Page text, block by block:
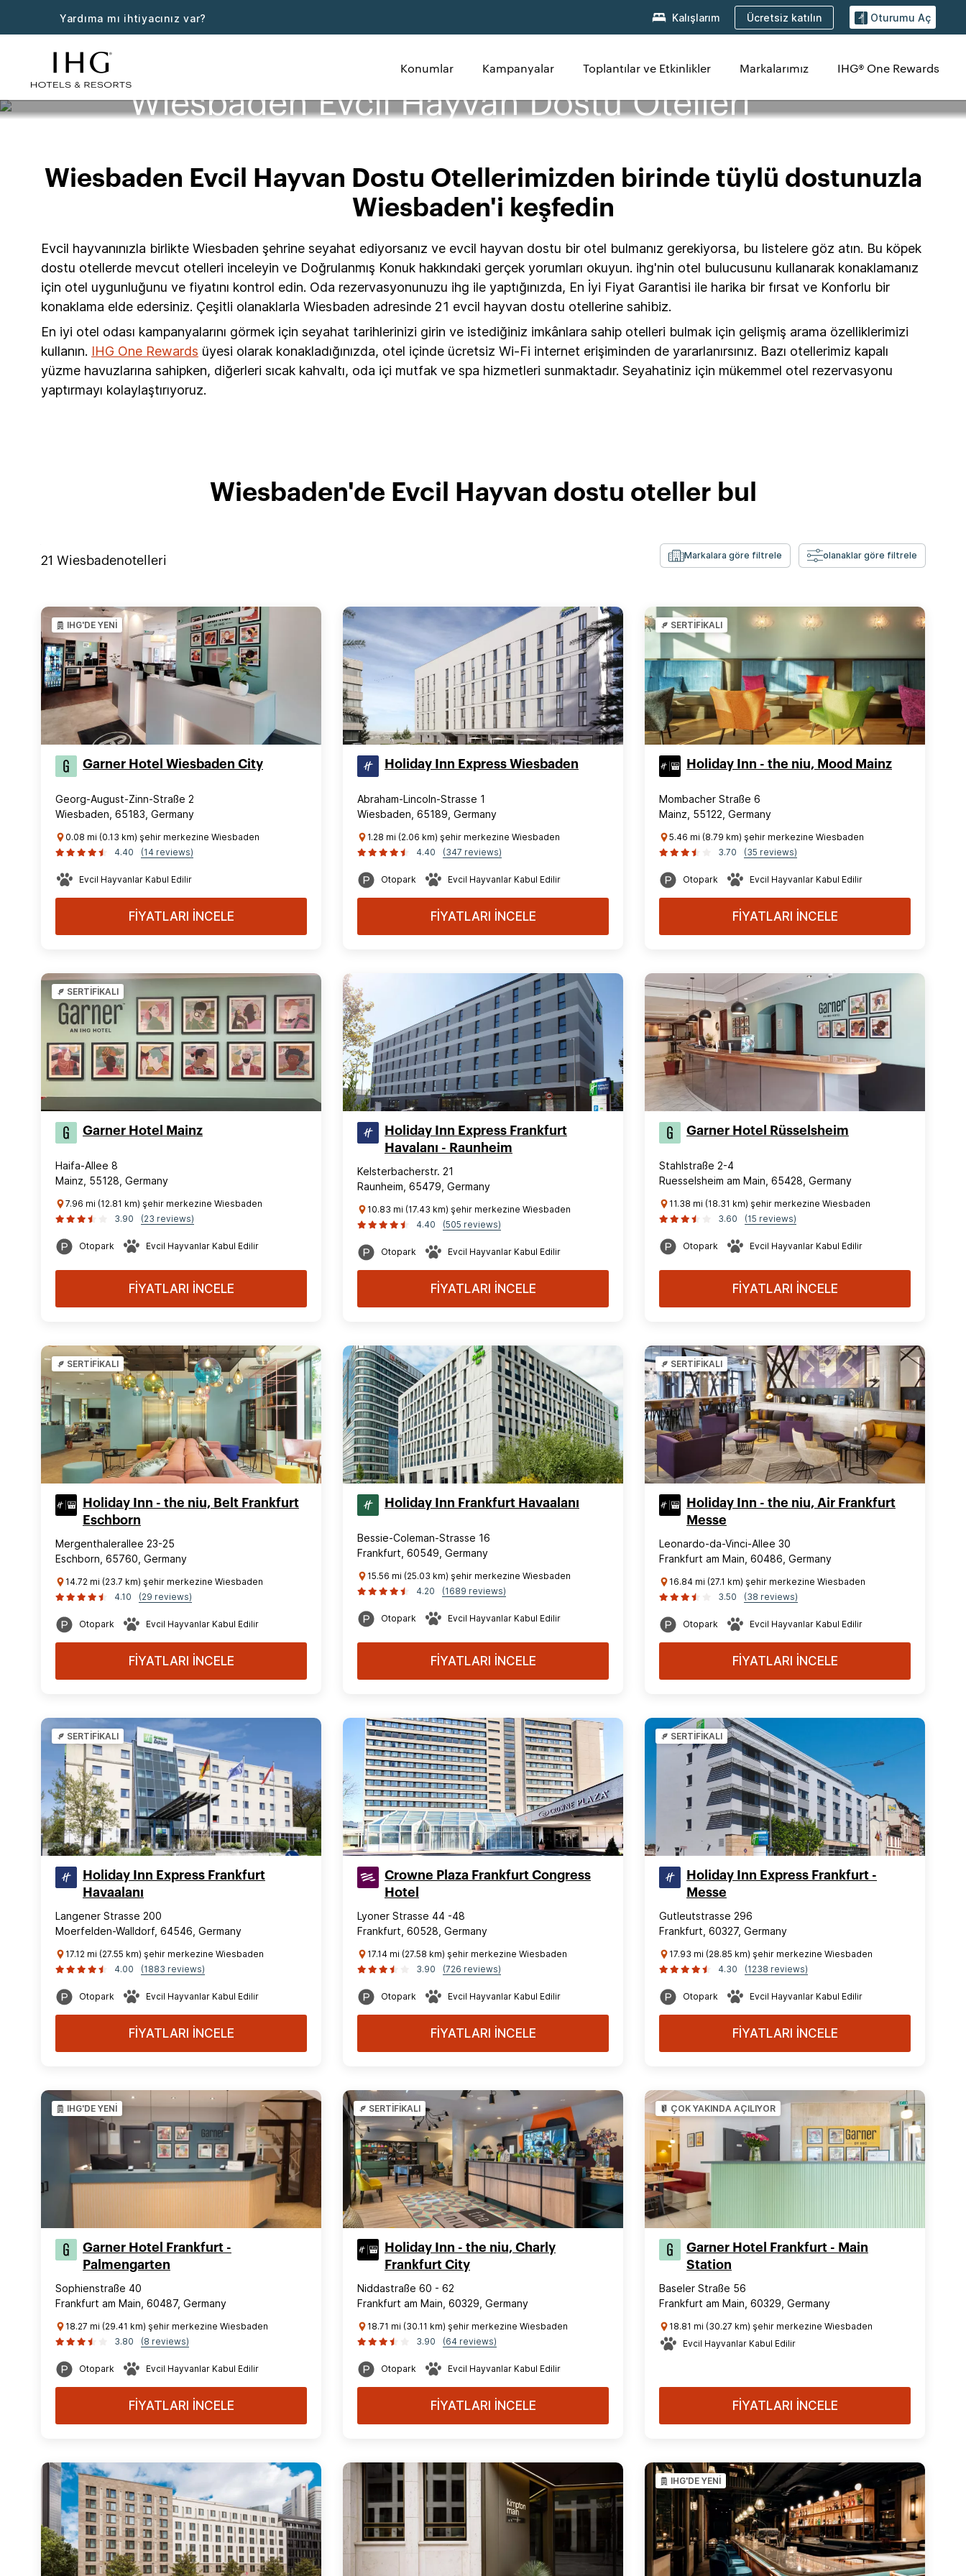
Yardıma mı ihtiyacınız var? Kalışlarım Ücretsiz katılın Oturumu Aç
Konumlar Kampanyalar Toplantılar ve Etkinlikler Markalarımız IHG® One Rewards
Wiesbaden Evcil Hayvan Dostu Otelleri
Wiesbaden Evcil Hayvan Dostu Otellerimizden birinde tüylü dostunuzla
Wiesbaden'i keşfedin
Evcil hayvanınızla birlikte Wiesbaden şehrine seyahat ediyorsanız ve evcil hayvan dostu bir otel bulmanız gerekiyorsa, bu listelere göz atın. Bu köpek
dostu otellerde mevcut otelleri inceleyin ve Doğrulanmış Konuk hakkındaki gerçek yorumları okuyun. ihg'nin otel bulucusunu kullanarak konaklamanız
için otel uygunluğunu ve fiyatını kontrol edin. Oda rezervasyonunuzu ihg ile yaptığınızda, En İyi Fiyat Garantisi ile harika bir fırsat ve Konforlu bir
konaklama elde edersiniz. Çeşitli olanaklarla Wiesbaden adresinde 21 evcil hayvan dostu otellerine sahibiz.
En iyi otel odası kampanyalarını görmek için seyahat tarihlerinizi girin ve istediğiniz imkânlara sahip otelleri bulmak için gelişmiş arama özelliklerimizi
kullanın. IHG One Rewards üyesi olarak konakladığınızda, otel içinde ücretsiz Wi-Fi internet erişiminden de yararlanırsınız. Bazı otellerimiz kapalı
yüzme havuzlarına sahipken, diğerleri sıcak kahvaltı, oda içi mutfak ve spa hizmetleri sunmaktadır. Seyahatiniz için mükemmel otel rezervasyonu
yaptırmayı kolaylaştırıyoruz.
Wiesbaden'de Evcil Hayvan dostu oteller bul
21 Wiesbadenotelleri Markalara göre filtrele olanaklar göre filtrele
IHG'DE YENİ
Garner Hotel Wiesbaden City
Georg-August-Zinn-Straße 2
Wiesbaden, 65183, Germany
0.08 mi (0.13 km) şehir merkezine Wiesbaden
4.40
(14 reviews)
Evcil Hayvanlar Kabul Edilir
FİYATLARI İNCELE
Holiday Inn Express Wiesbaden
Abraham-Lincoln-Strasse 1
Wiesbaden, 65189, Germany
1.28 mi (2.06 km) şehir merkezine Wiesbaden
4.40
(347 reviews)
Otopark Evcil Hayvanlar Kabul Edilir
FİYATLARI İNCELE
SERTİFİKALI
Holiday Inn - the niu, Mood Mainz
Mombacher Straße 6
Mainz, 55122, Germany
5.46 mi (8.79 km) şehir merkezine Wiesbaden
3.70
(35 reviews)
Otopark Evcil Hayvanlar Kabul Edilir
FİYATLARI İNCELE
SERTİFİKALI
Garner Hotel Mainz
Haifa-Allee 8
Mainz, 55128, Germany
7.96 mi (12.81 km) şehir merkezine Wiesbaden
3.90
(23 reviews)
Otopark Evcil Hayvanlar Kabul Edilir
FİYATLARI İNCELE
Holiday Inn Express Frankfurt
Havalanı - Raunheim
Kelsterbacherstr. 21
Raunheim, 65479, Germany
10.83 mi (17.43 km) şehir merkezine Wiesbaden
4.40
(505 reviews)
Otopark Evcil Hayvanlar Kabul Edilir
FİYATLARI İNCELE
Garner Hotel Rüsselsheim
Stahlstraße 2-4
Ruesselsheim am Main, 65428, Germany
11.38 mi (18.31 km) şehir merkezine Wiesbaden
3.60
(15 reviews)
Otopark Evcil Hayvanlar Kabul Edilir
FİYATLARI İNCELE
SERTİFİKALI
Holiday Inn - the niu, Belt Frankfurt
Eschborn
Mergenthalerallee 23-25
Eschborn, 65760, Germany
14.72 mi (23.7 km) şehir merkezine Wiesbaden
4.10
(29 reviews)
Otopark Evcil Hayvanlar Kabul Edilir
FİYATLARI İNCELE
Holiday Inn Frankfurt Havaalanı
Bessie-Coleman-Strasse 16
Frankfurt, 60549, Germany
15.56 mi (25.03 km) şehir merkezine Wiesbaden
4.20
(1689 reviews)
Otopark Evcil Hayvanlar Kabul Edilir
FİYATLARI İNCELE
SERTİFİKALI
Holiday Inn - the niu, Air Frankfurt
Messe
Leonardo-da-Vinci-Allee 30
Frankfurt am Main, 60486, Germany
16.84 mi (27.1 km) şehir merkezine Wiesbaden
3.50
(38 reviews)
Otopark Evcil Hayvanlar Kabul Edilir
FİYATLARI İNCELE
SERTİFİKALI
Holiday Inn Express Frankfurt
Havaalanı
Langener Strasse 200
Moerfelden-Walldorf, 64546, Germany
17.12 mi (27.55 km) şehir merkezine Wiesbaden
4.00
(1883 reviews)
Otopark Evcil Hayvanlar Kabul Edilir
FİYATLARI İNCELE
Crowne Plaza Frankfurt Congress
Hotel
Lyoner Strasse 44 -48
Frankfurt, 60528, Germany
17.14 mi (27.58 km) şehir merkezine Wiesbaden
3.90
(726 reviews)
Otopark Evcil Hayvanlar Kabul Edilir
FİYATLARI İNCELE
SERTİFİKALI
Holiday Inn Express Frankfurt -
Messe
Gutleutstrasse 296
Frankfurt, 60327, Germany
17.93 mi (28.85 km) şehir merkezine Wiesbaden
4.30
(1238 reviews)
Otopark Evcil Hayvanlar Kabul Edilir
FİYATLARI İNCELE
IHG'DE YENİ
Garner Hotel Frankfurt -
Palmengarten
Sophienstraße 40
Frankfurt am Main, 60487, Germany
18.27 mi (29.41 km) şehir merkezine Wiesbaden
3.80
(8 reviews)
Otopark Evcil Hayvanlar Kabul Edilir
FİYATLARI İNCELE
SERTİFİKALI
Holiday Inn - the niu, Charly
Frankfurt City
Niddastraße 60 - 62
Frankfurt am Main, 60329, Germany
18.71 mi (30.11 km) şehir merkezine Wiesbaden
3.90
(64 reviews)
Otopark Evcil Hayvanlar Kabul Edilir
FİYATLARI İNCELE
ÇOK YAKINDA AÇILIYOR
Garner Hotel Frankfurt - Main
Station
Baseler Straße 56
Frankfurt am Main, 60329, Germany
18.81 mi (30.27 km) şehir merkezine Wiesbaden
Evcil Hayvanlar Kabul Edilir
FİYATLARI İNCELE
IHG'DE YENİ